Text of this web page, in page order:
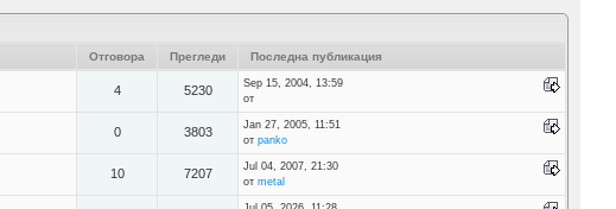
Отговора Прегледи Последна публикация
4 5230
Sep 15, 2004, 13:59
от
0 3803
Jan 27, 2005, 11:51
от panko
10 7207
Jul 04, 2007, 21:30
от metal